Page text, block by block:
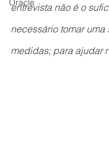
Oracle
entrevista não é o
necessário tomar uma
medidas; para ajudar